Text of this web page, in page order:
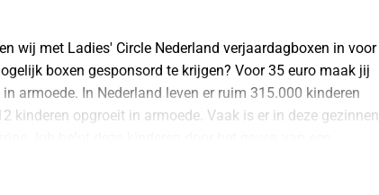
wij met Ladies' Circle Nederland verjaardagboxen in voor
boxen gesponsord te krijgen? Voor 35 euro maak jij
armoede. In Nederland leven er ruim 315.000 kinderen
kinderen opgroeit in armoede. Vaak is er in deze gezinnen
voor een echte verjaardag, thuis én op school. De